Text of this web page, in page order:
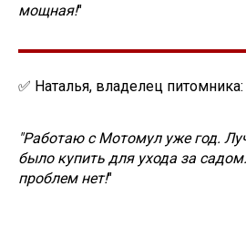
мощная!"
✅ Наталья, владелец питомника:
"Работаю с Мотомул уже год.
было купить для ухода за
проблем нет!"